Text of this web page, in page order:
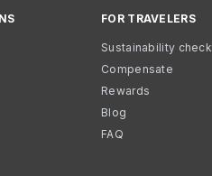
FOR TRAVELERS
Sustainability check
Compensate
Rewards
Blog
FAQ